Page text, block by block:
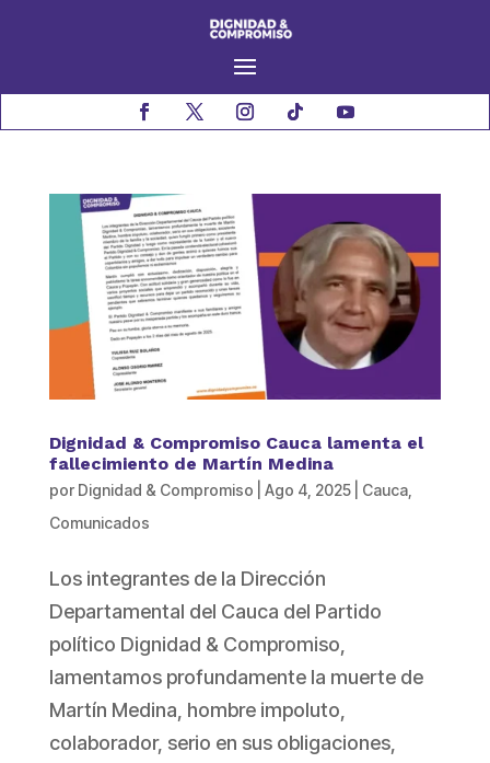
Dignidad & Compromiso Cauca lamenta el
fallecimiento de Martín Medina
por Dignidad & Compromiso Ago 4, 2025| Cauca,
Comunicados
Los integrantes de la Dirección
Departamental del Cauca del Partido
político Dignidad & Compromiso,
lamentamos profundamente la muerte de
Martín Medina, hombre impoluto,
colaborador, serio en sus obligaciones,